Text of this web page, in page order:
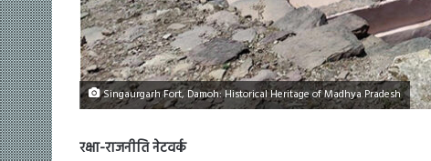
Singaurgarh Fort, Damoh: Historical Heritage of Madhya Pradesh
रक्षा-राजनीति नेटवर्क